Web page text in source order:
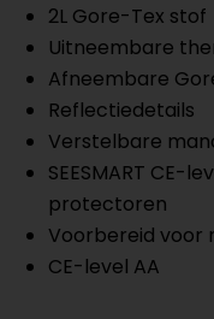
2L Gore-Tex stof
Uitneembare
Afneembare
Reflectiedetails
Verstelbare
SEESMART CE-
protectoren
Voorbereid
CE-level AA